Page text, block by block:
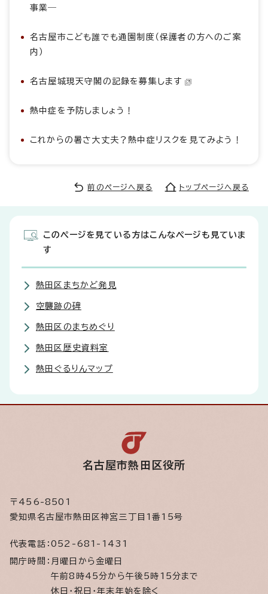
事業―
名古屋市こども誰でも通園制度（保護者の方へのご案
内）
名古屋城現天守閣の記録を募集します
熱中症を予防しましょう！
これからの暑さ大丈夫？熱中症リスクを見てみよう！
前のページへ戻る トップページへ戻る
このページを見ている方はこんなページも見ていま
す
熱田区まちかど発見
空襲跡の碑
熱田区のまちめぐり
熱田区歴史資料室
熱田ぐるりんマップ
名古屋市熱田区役所
〒456-8501
愛知県名古屋市熱田区神宮三丁目1番15号
代表電話： 052-681-1431
開庁時間： 月曜日から金曜日
午前8時45分から午後5時15分まで
休日・祝日・年末年始を除く